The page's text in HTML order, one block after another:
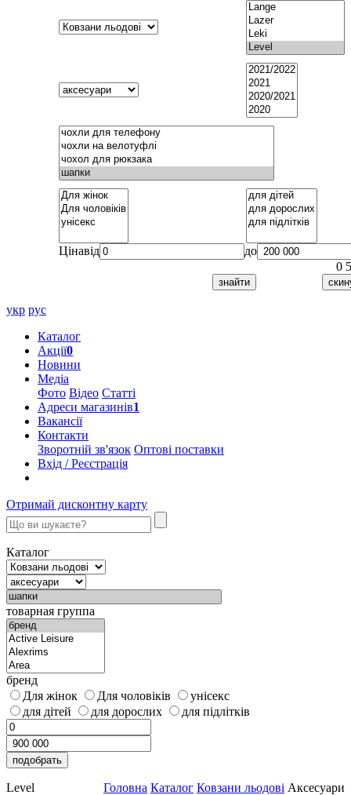
Цінавід
до
0
укр рус
Каталог
Акції0
Новини
Медіа
Фото Відео Статті
Адреси магазинів1
Вакансії
Контакти
Зворотній зв'язок Оптові поставки
Вхід / Реєстрація
Отримай дисконтну карту
Каталог
товарная группа
бренд
Для жінок
Для чоловіків
унісекс
для дітей
для дорослих для підлітків
Level Головна Каталог Ковзани льодові Аксесуари